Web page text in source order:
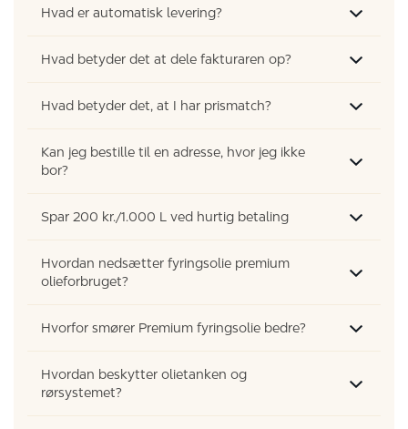
Hvad er automatisk levering?
Hvad betyder det at dele fakturaren op?
Hvad betyder det, at I har prismatch?
Kan jeg bestille til en adresse, hvor jeg ikke
bor?
Spar 200 kr./1.000 L ved hurtig betaling
Hvordan nedsætter fyringsolie premium
olieforbruget?
Hvorfor smører Premium fyringsolie bedre?
Hvordan beskytter olietanken og
rørsystemet?